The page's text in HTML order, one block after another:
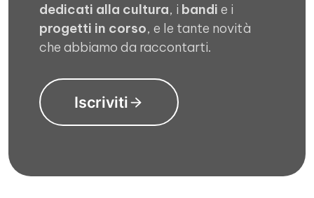
dedicati alla cultura, i bandi e i
progetti in corso, e le tante novità
che abbiamo da raccontarti.
Iscriviti